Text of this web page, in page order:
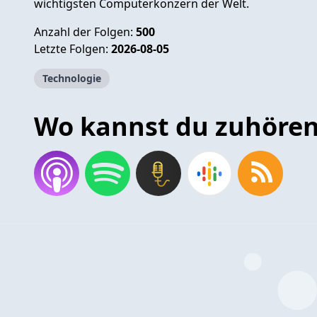
wichtigsten Computerkonzern der Welt.
Anzahl der Folgen: 500
Letzte Folgen: 2026-08-05
Technologie
Wo kannst du